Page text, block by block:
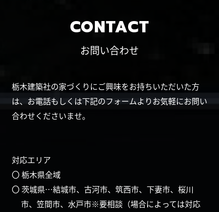
CONTACT
お問い合わせ
栃木建築社の家づくりにご興味をお持ちいただいた方
は、お電話もしくは下記のフォームよりお気軽にお問い
合わせくださいませ。
対応エリア
〇 栃木県全域
〇 茨城県…結城市、古河市、筑西市、下妻市、桜川
市、笠間市、水戸市※要相談（場合によっては対応